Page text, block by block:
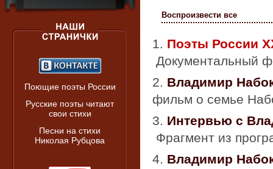
Поющие поэты России
Русские поэты читают
свои стихи
Песни на стихи
Николая Рубцова
Воспроизвести все
1.
Поэты России
Документальный
2.
Владимир
фильм о семье
3.
Интервью с
Фрагмент из
4.
Владимир